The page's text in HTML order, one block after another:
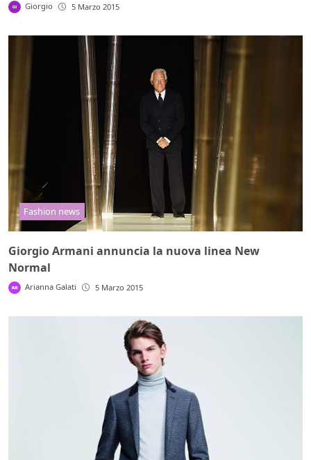
Giorgio 5 Marzo 2015
Fashion news
Giorgio Armani annuncia la nuova linea New
Normal
Arianna Galati 5 Marzo 2015